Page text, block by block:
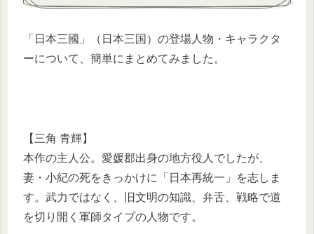
「日本三國」（日本三国）の登場人物・キャラクタ
ーについて、簡単にまとめてみました。
【三角 青輝】
本作の主人公。愛媛郡出身の地方役人でしたが、
妻・小紀の死をきっかけに「日本再統一」を志しま
す。武力ではなく、旧文明の知識、弁舌、戦略で道
を切り開く軍師タイプの人物です。